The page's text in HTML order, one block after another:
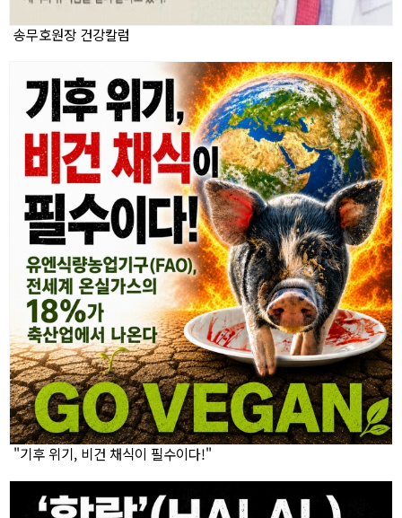
송무호원장 건강칼럼
"기후 위기, 비건 채식이 필수이다!"